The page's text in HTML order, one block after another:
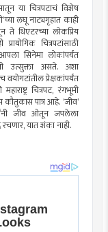
या चित्रपटाचं विशेष
लघू नाट्यगृहात काही
ते थिएटरच्या लोकप्रिय
चित्रपटांसाठी
सिनेमा लोकांपर्यंत
उत्सुक्ता असते. अशा
प्रेक्षकांपर्यंत
चित्रपट, रंगभूमी
पात्र आहे. ‘जीव’
जीव ओतून जपलेला
यात शंका नाही.